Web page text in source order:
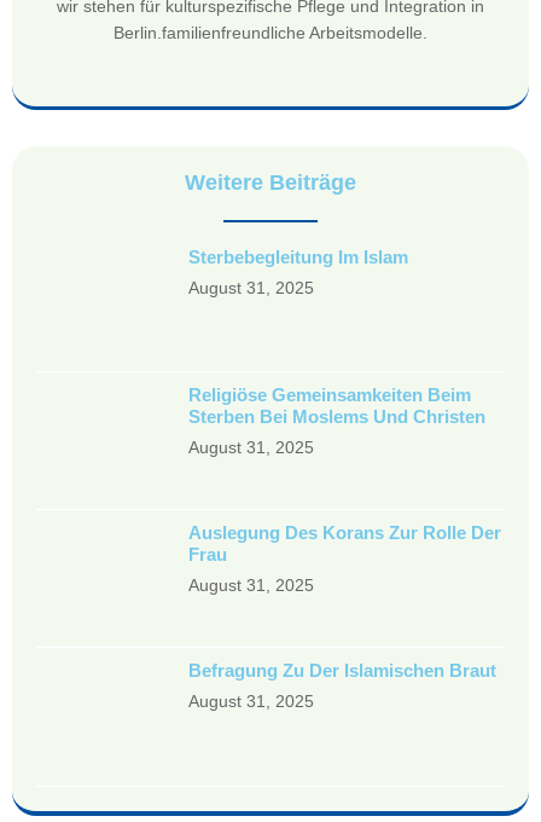
wir stehen für kulturspezifische Pflege und Integration in
Berlin.familienfreundliche Arbeitsmodelle.
Weitere Beiträge
Sterbebegleitung Im Islam
August 31, 2025
Religiöse Gemeinsamkeiten Beim
Sterben Bei Moslems Und Christen
August 31, 2025
Auslegung Des Korans Zur Rolle Der
Frau
August 31, 2025
Befragung Zu Der Islamischen Braut
August 31, 2025